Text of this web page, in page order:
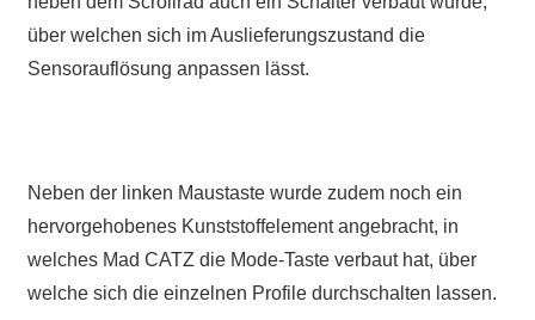
über welchen sich im Auslieferungszustand die
Sensorauflösung anpassen lässt.
Neben der linken Maustaste wurde zudem noch ein
hervorgehobenes Kunststoffelement angebracht, in
welches Mad CATZ die Mode-Taste verbaut hat, über
welche sich die einzelnen Profile durchschalten lassen.